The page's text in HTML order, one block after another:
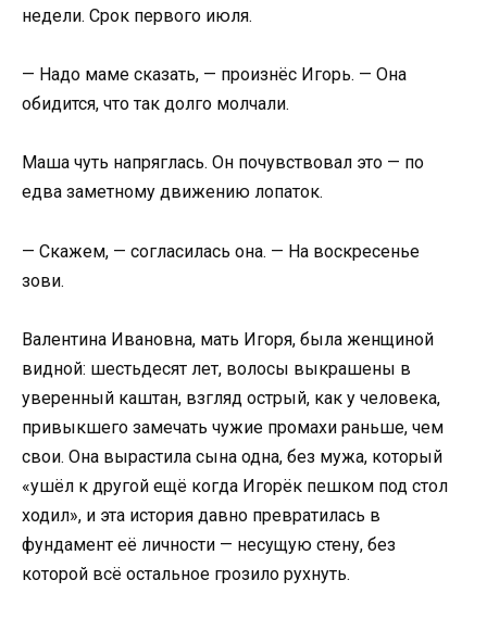
недели. Срок первого июля.
— Надо маме сказать, — произнёс Игорь. — Она
обидится, что так долго молчали.
Маша чуть напряглась. Он почувствовал это — по
едва заметному движению лопаток.
— Скажем, — согласилась она. — На воскресенье
зови.
Валентина Ивановна, мать Игоря, была женщиной
видной: шестьдесят лет, волосы выкрашены в
уверенный каштан, взгляд острый, как у человека,
привыкшего замечать чужие промахи раньше, чем
свои. Она вырастила сына одна, без мужа, который
«ушёл к другой ещё когда Игорёк пешком под стол
ходил», и эта история давно превратилась в
фундамент её личности — несущую стену, без
которой всё остальное грозило рухнуть.